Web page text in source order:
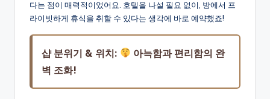
다는 점이 매력적이었어요. 호텔을 나설 필요 없이, 방에서 프
라이빗하게 휴식을 취할 수 있다는 생각에 바로 예약했죠!
샵 분위기 & 위치:
아늑함과 편리함의 완
벽 조화!